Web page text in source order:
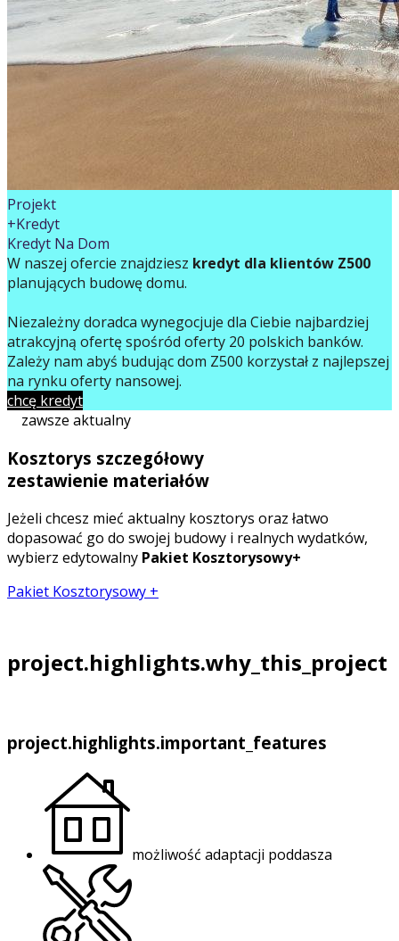
Projekt
+Kredyt
Kredyt Na Dom
W naszej ofercie znajdziesz kredyt dla klientów Z500
planujących budowę domu.
Niezależny doradca wynegocjuje dla Ciebie najbardziej
atrakcyjną ofertę spośród oferty 20 polskich banków.
Zależy nam abyś budując dom Z500 korzystał z najlepszej
na rynku oferty finansowej.
chcę kredyt
zawsze aktualny
Kosztorys szczegółowy
zestawienie materiałów
Jeżeli chcesz mieć aktualny kosztorys oraz łatwo
dopasować go do swojej budowy i realnych wydatków,
wybierz edytowalny Pakiet Kosztorysowy+
Pakiet Kosztorysowy +
project.highlights.why_this_project
project.highlights.important_features
możliwość adaptacji poddasza